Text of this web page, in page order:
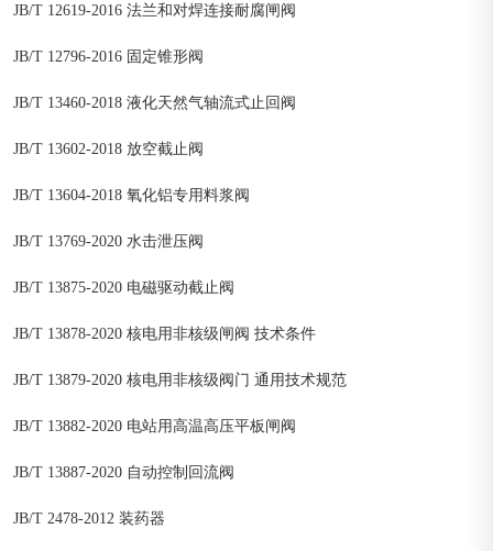
JB/T 12619-2016 法兰和对焊连接耐腐闸阀
JB/T 12796-2016 固定锥形阀
JB/T 13460-2018 液化天然气轴流式止回阀
JB/T 13602-2018 放空截止阀
JB/T 13604-2018 氧化铝专用料浆阀
JB/T 13769-2020 水击泄压阀
JB/T 13875-2020 电磁驱动截止阀
JB/T 13878-2020 核电用非核级闸阀 技术条件
JB/T 13879-2020 核电用非核级阀门 通用技术规范
JB/T 13882-2020 电站用高温高压平板闸阀
JB/T 13887-2020 自动控制回流阀
JB/T 2478-2012 装药器